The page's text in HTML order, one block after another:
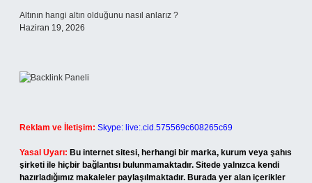
Altının hangi altın olduğunu nasıl anlarız ?
Haziran 19, 2026
Reklam ve İletişim: Skype: live:.cid.575569c608265c69
Yasal Uyarı: Bu internet sitesi, herhangi bir marka, kurum veya şahıs
şirketi ile hiçbir bağlantısı bulunmamaktadır. Sitede yalnızca kendi
hazırladığımız makaleler paylaşılmaktadır. Burada yer alan içerikler